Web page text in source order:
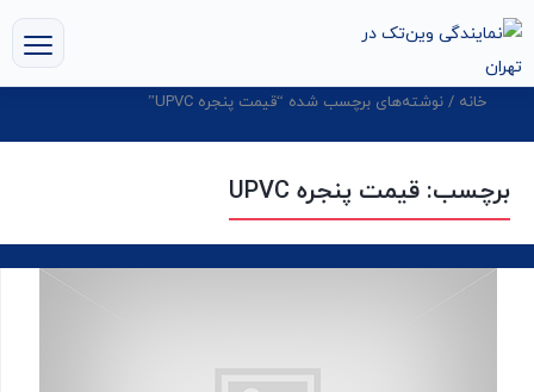
خانه / نوشته‌های برچسب شده “قیمت پنجره UPVC”
برچسب: قیمت پنجره UPVC